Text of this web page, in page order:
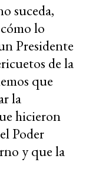
suceda,
lo
Presidente
de la
que
la
hicieron
Poder
y que la